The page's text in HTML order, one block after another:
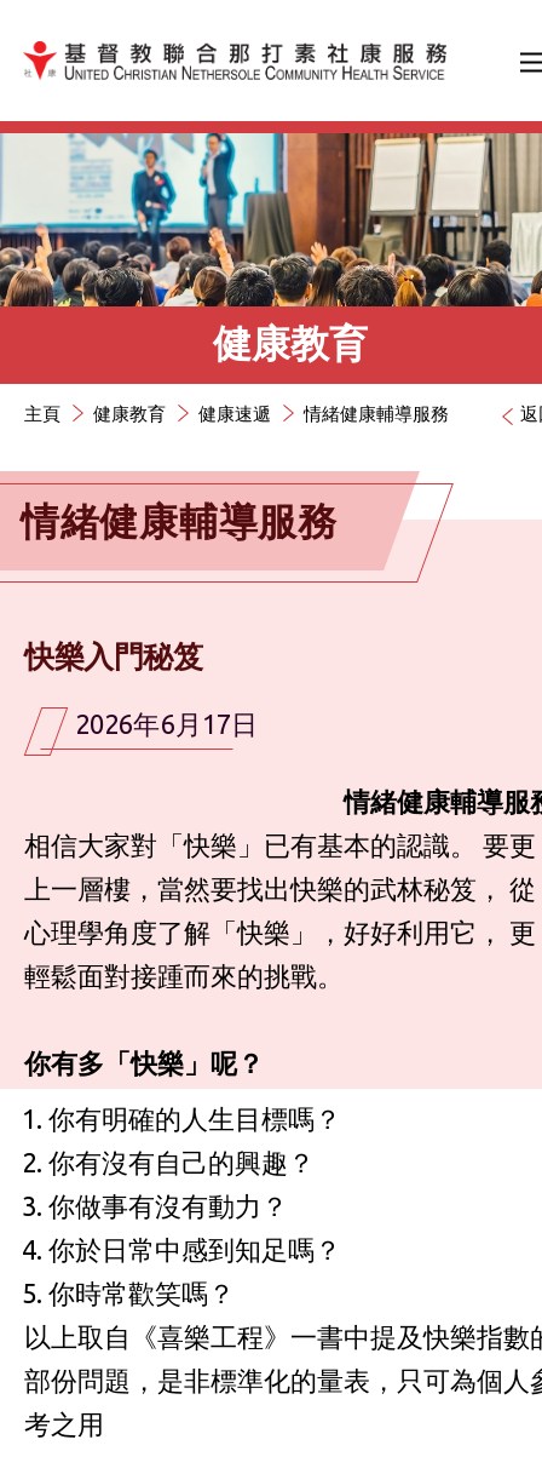
跳到內容（按輸入鍵）
健康教育
返
主頁 健康教育 健康速遞 情緒健康輔導服務
情緒健康輔導服務
快樂入門秘笈
2026年6月17日
情緒健康輔導服
相信大家對「快樂」已有基本的認識。 要更
上一層樓，當然要找出快樂的武林秘笈， 從
心理學角度了解「快樂」，好好利用它， 更
輕鬆面對接踵而來的挑戰。
你有多「快樂」呢？
你有明確的人生目標嗎？
你有沒有自己的興趣？
你做事有沒有動力？
你於日常中感到知足嗎？
你時常歡笑嗎？
以上取自《喜樂工程》一書中提及快樂指數
部份問題，是非標準化的量表，只可為個人
考之用